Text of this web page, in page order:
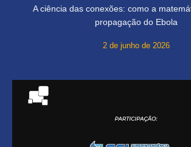
A ciência das conexões: como a
propagação do Ebola
2 de junho de 2026